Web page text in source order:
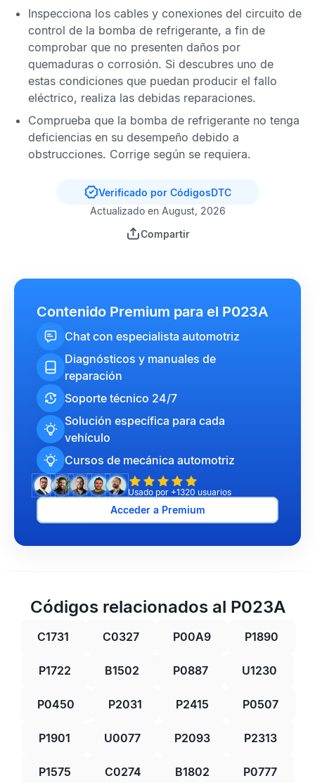
Inspecciona los cables y conexiones del circuito de
control de la bomba de refrigerante, a fin de
comprobar que no presenten daños por
quemaduras o corrosión. Si descubres uno de
estas condiciones que puedan producir el fallo
eléctrico, realiza las debidas reparaciones.
Comprueba que la bomba de refrigerante no tenga
deficiencias en su desempeño debido a
obstrucciones. Corrige según se requiera.
Verificado por CódigosDTC
Actualizado en August, 2026
Compartir
Contenido Premium para el P023A
Chat con especialista automotriz
Diagnósticos y manuales de
reparación
Soporte técnico 24/7
Solución específica para cada
vehículo
Cursos de mecánica automotriz
Usado por +1320 usuarios
Acceder a Premium
Códigos relacionados al P023A
C1731 C0327 P00A9 P1890
P1722 B1502 P0887 U1230
P0450 P2031 P2415 P0507
P1901 U0077 P2093 P2313
P1575 C0274 B1802 P0777